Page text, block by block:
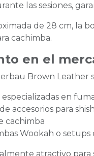
las sesiones,
de 28 cm, la
cachimba.
en el
Brown Leather
especializadas en
accesorios para
cachimba
Wookah o setups
atractivo